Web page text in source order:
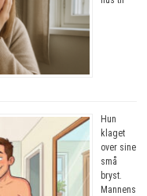
Hun
klaget
over sine
små
bryst.
Mannens